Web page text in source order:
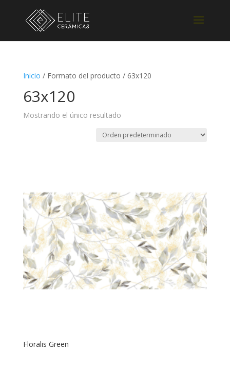
Inicio / Formato del producto / 63x120
63x120
Mostrando el único resultado
Floralis Green